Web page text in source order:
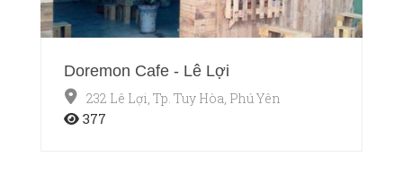
Doremon Cafe - Lê Lợi
232 Lê Lợi, Tp. Tuy Hòa, Phú Yên
377